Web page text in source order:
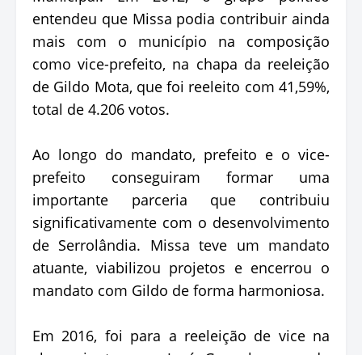
entendeu que Missa podia contribuir ainda
mais com o município na composição
como vice-prefeito, na chapa da reeleição
de Gildo Mota, que foi reeleito com 41,59%,
total de 4.206 votos.
Ao longo do mandato, prefeito e o vice-
prefeito conseguiram formar uma
importante parceria que contribuiu
significativamente com o desenvolvimento
de Serrolândia. Missa teve um mandato
atuante, viabilizou projetos e encerrou o
mandato com Gildo de forma harmoniosa.
Em 2016, foi para a reeleição de vice na